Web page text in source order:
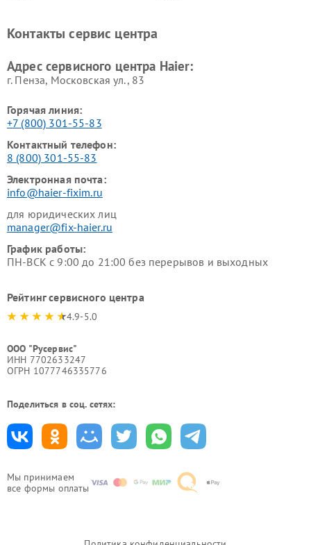
Мы принимаем
все формы оплаты
Ремонт роботов-пылесосов
Ремонт посудомоечных
Контакты сервис центра
Адрес сервисного центра Haier:
г. Пенза, Московская ул., 83
Горячая линия:
+7 (800) 301-55-83
Контактный телефон:
8 (800) 301-55-83
Электронная почта:
info@haier-fixim.ru
для юридических лиц
manager@fix-haier.ru
График работы:
ПН-ВСК с 9:00 до 21:00 без перерывов и выходных
Рейтинг сервисного центра
4.9-5.0
ООО "Русервис"
ИНН 7702633247
ОГРН 1077746335776
Поделиться в соц. сетях: